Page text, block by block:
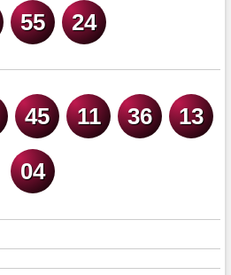
55 24
45 11 36 13
04